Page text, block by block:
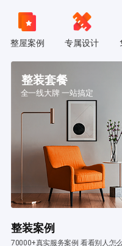
整屋案例 专属设计
整装套餐
全一线大牌 一站搞定
整装案例
70000+真实服务案例 看看别人怎